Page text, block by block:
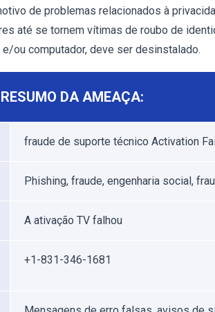
de problemas relacionados à
até se tornem vítimas de roubo de
ou computador, deve ser desinstalado.
RESUMO DA AMEAÇA:
fraude de suporte técnico Activation
Phishing, fraude, engenharia social,
A ativação TV falhou
+1-831-346-1681